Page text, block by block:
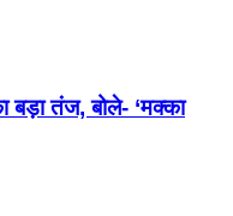
बड़ा तंज, बोले- ‘मक्का